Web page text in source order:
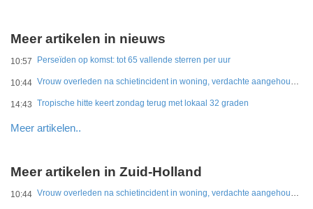
Meer artikelen in nieuws
10:57 Perseïden op komst: tot 65 vallende sterren per uur
10:44 Vrouw overleden na schietincident in woning, verdachte aangehouden
14:43 Tropische hitte keert zondag terug met lokaal 32 graden
Meer artikelen..
Meer artikelen in Zuid-Holland
10:44 Vrouw overleden na schietincident in woning, verdachte aangehouden